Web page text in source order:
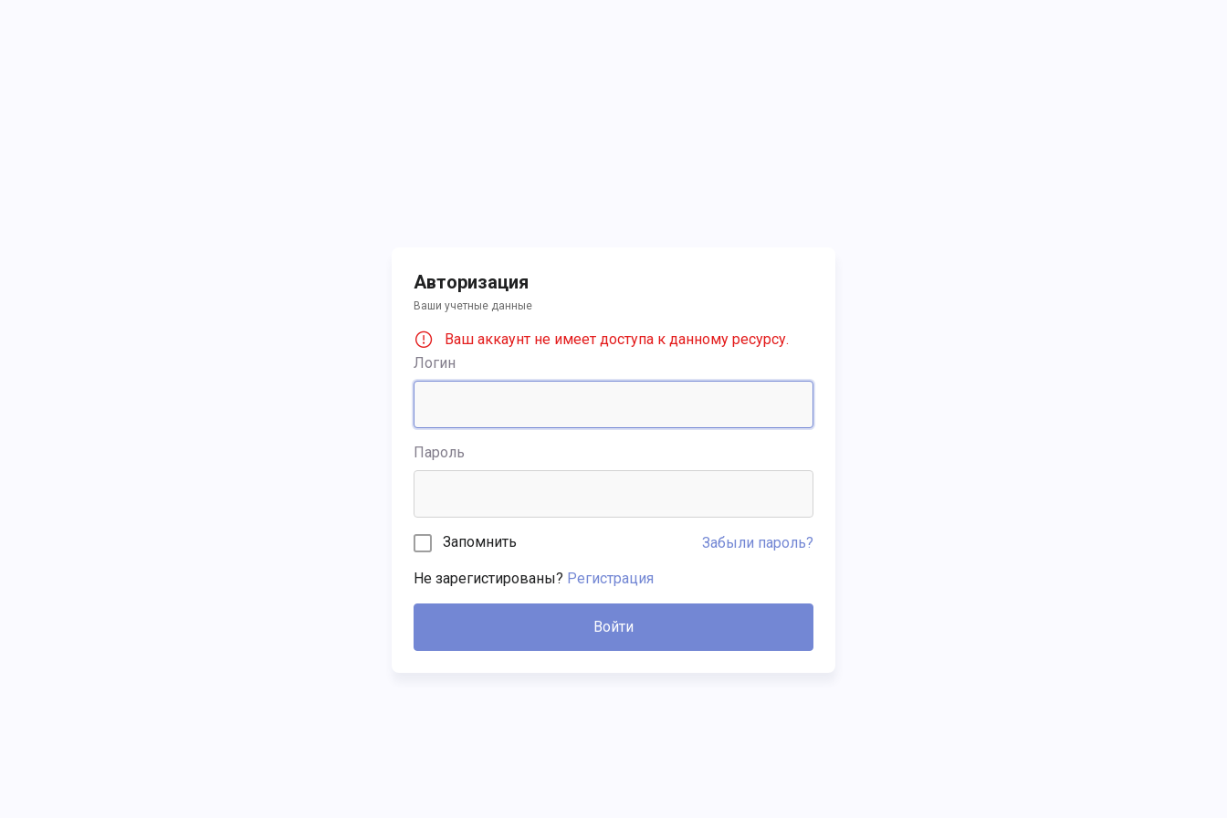
Авторизация
Ваши учетные данные
Ваш аккаунт не имеет доступа к данному ресурсу.
Логин
Пароль
Запомнить Забыли пароль?
Не зарегистированы? Регистрация